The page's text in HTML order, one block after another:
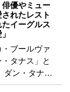
俳優やミュー
れたレスト
イーグルス
ブールヴァ
タナス」と
ダン・タナ…